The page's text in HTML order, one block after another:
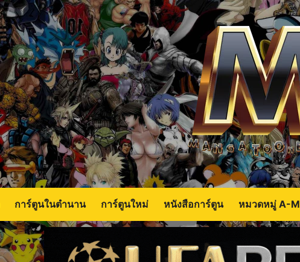
การ์ตูนในตำนาน การ์ตูนใหม่ หนังสือการ์ตูน หมวดหมู่ A-M